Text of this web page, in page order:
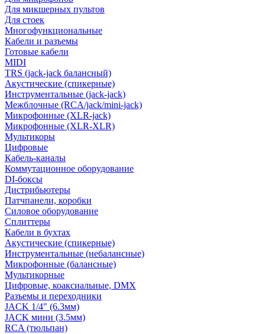
Для микшерных пультов
Для стоек
Многофункциональные
Кабели и разъемы
Готовые кабели
MIDI
TRS (jack-jack балансный)
Акустические (спикерные)
Инструментальные (jack-jack)
Межблочные (RCA/jack/mini-jack)
Микрофонные (XLR-jack)
Микрофонные (XLR-XLR)
Мультикоры
Цифровые
Кабель-каналы
Коммутационное оборудование
DI-боксы
Дистрибьютеры
Патчпанели, коробки
Силовое оборудование
Сплиттеры
Кабели в бухтах
Акустические (спикерные)
Инструментальные (небалансные)
Микрофонные (балансные)
Мультикорные
Цифровые, коаксиальные, DMX
Разъемы и переходники
JACK 1/4" (6.3мм)
JACK мини (3.5мм)
RCA (тюльпан)